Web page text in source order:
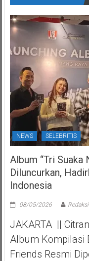
NEWS SELEBRITIS
Album “Tri Suaka
Diluncurkan,
Indonesia
08/05/2026 Redaksi
JAKARTA ||
Album Kompilasi
Friends Resmi